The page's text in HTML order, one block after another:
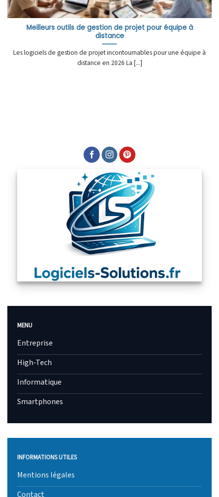
Meilleurs outils de gestion de projet pour équipe à
distance
Les logiciels de gestion de projet incontournables pour une équipe à
distance en 2026 La [...]
MENU
Entreprise
High-Tech
Informatique
Smartphones
INFORMATIONS UTILES
Mentions légales
Contact